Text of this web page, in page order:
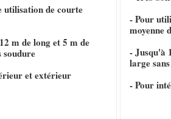
utilisation de courte
m de long et 5 m de
soudure
et extérieur
- Pour
moyenne
- Jusqu'à
large
- Pour